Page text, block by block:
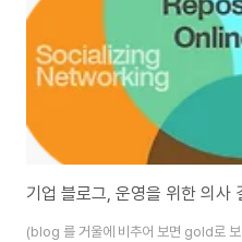
기업 블로그, 운영을 위한 의사
(blog 를 거울에 비추어 보면 gold로